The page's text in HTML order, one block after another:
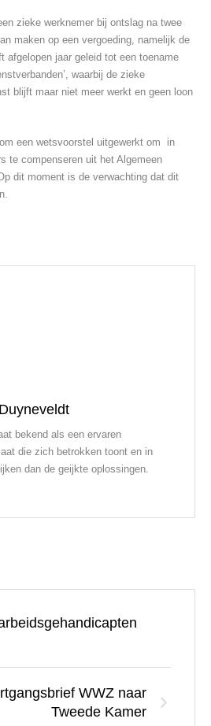
zieke werknemer bij ontslag na twee
maken op een vergoeding, namelijk de
afgelopen jaar geleid tot een toename
waarbij de zieke
blijft maar niet meer werkt en geen loon
een wetsvoorstel uitgewerkt om in
te compenseren uit het Algemeen
dit moment is de verwachting dat dit
bekend als een ervaren
die zich betrokken toont en in
dan de geijkte oplossingen.
WWZ naar
Tweede Kamer